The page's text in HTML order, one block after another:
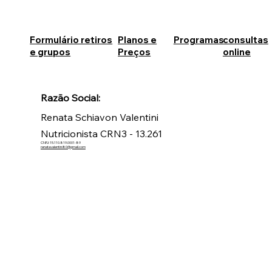
Formulário retiros
e grupos
Razão Social:
Renata Schiavon Valentini
Nutricionista CRN3 - 13.261
CNPJ: 15.110.819.0001-89
renatavalentini80@gmail.com
Planos e
Preços
Programasconsultas
online